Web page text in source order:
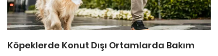
Köpeklerde Konut Dışı Ortamlarda Bakım